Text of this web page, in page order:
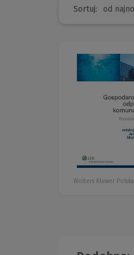
Sortuj:
Wolters Kluwer Polska